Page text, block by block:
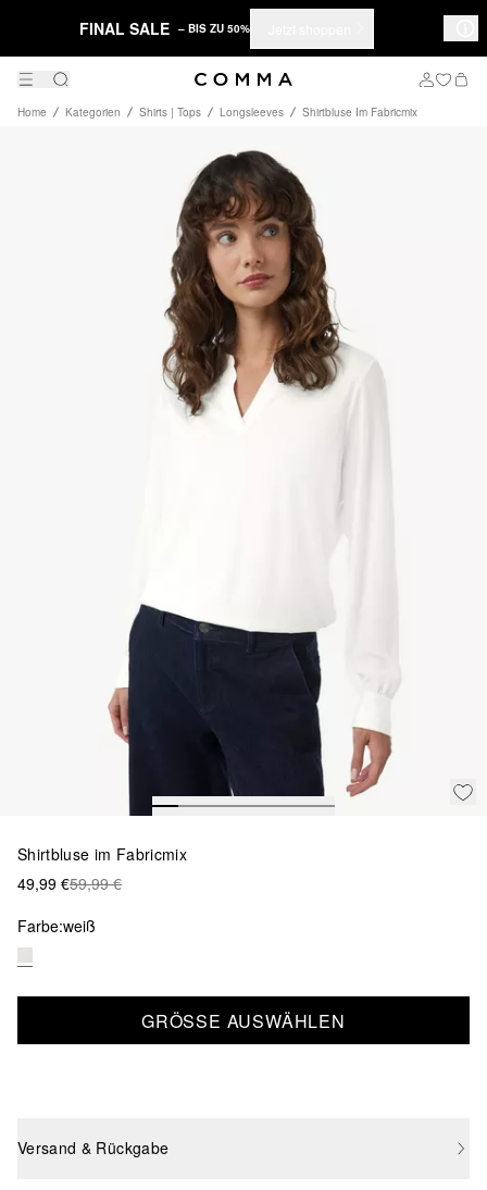
FINAL SALE – BIS ZU 50%
Home Kategorien Shirts | Tops Longsleeves Shirtbluse Im Fabricmix
Shirtbluse im Fabricmix
49,99 €59,99 €
Farbe:weiß
GRÖSSE AUSWÄHLEN
Versand & Rückgabe